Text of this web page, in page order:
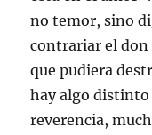
no temor, sino
contrariar el don
que pudiera
hay algo distinto
reverencia,